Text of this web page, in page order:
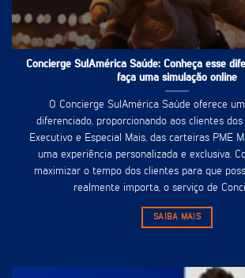
Concierge SulAmérica Saúde: Conheça esse
faça uma simulação online
O Concierge SulAmérica Saúde oferece
diferenciado, proporcionando aos clientes
Executivo e Especial Mais, das carteiras PME
uma experiência personalizada e exclusiva.
maximizar o tempo dos clientes para que
realmente importa, o serviço de
SAIBA MAIS